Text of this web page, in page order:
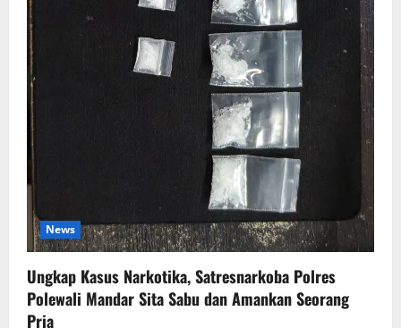
News
Ungkap Kasus Narkotika, Satresnarkoba Polres
Polewali Mandar Sita Sabu dan Amankan Seorang
Pria